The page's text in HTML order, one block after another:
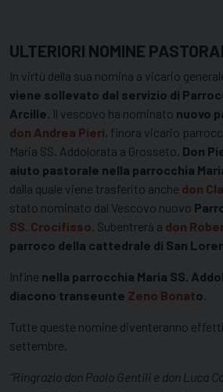
ULTERIORI NOMINE
In virtù della sua nomina a vicario
viene sollevato dal servizio di
Arcille . Il vescovo ha nominato nuovo
don Andrea Pieri, finora vicario
Maria SS. Addolorata a Grosseto. Don
aiuto pastorale nella parrocchia
dalla quale viene trasferito anche don
stato nominato dal Vescovo nuovo
SS. Crocifisso . Subentrerà a don
parroco della cattedrale di San
Infine nella parrocchia Maria SS.
diacono transeunte Zeno Bonato.
Tutte queste nomine diventeranno
settembre.
“Ringrazio don Paolo Gentili e don Luca